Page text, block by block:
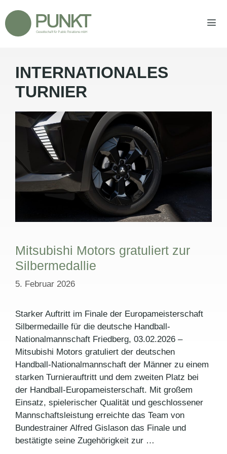
Inhalt
springen
INTERNATIONALES
TURNIER
Mitsubishi Motors gratuliert zur
Silbermedallie
5. Februar 2026
Starker Auftritt im Finale der Europameisterschaft
Silbermedaille für die deutsche Handball-
Nationalmannschaft Friedberg, 03.02.2026 –
Mitsubishi Motors gratuliert der deutschen
Handball-Nationalmannschaft der Männer zu einem
starken Turnierauftritt und dem zweiten Platz bei
der Handball-Europameisterschaft. Mit großem
Einsatz, spielerischer Qualität und geschlossener
Mannschaftsleistung erreichte das Team von
Bundestrainer Alfred Gislason das Finale und
bestätigte seine Zugehörigkeit zur …